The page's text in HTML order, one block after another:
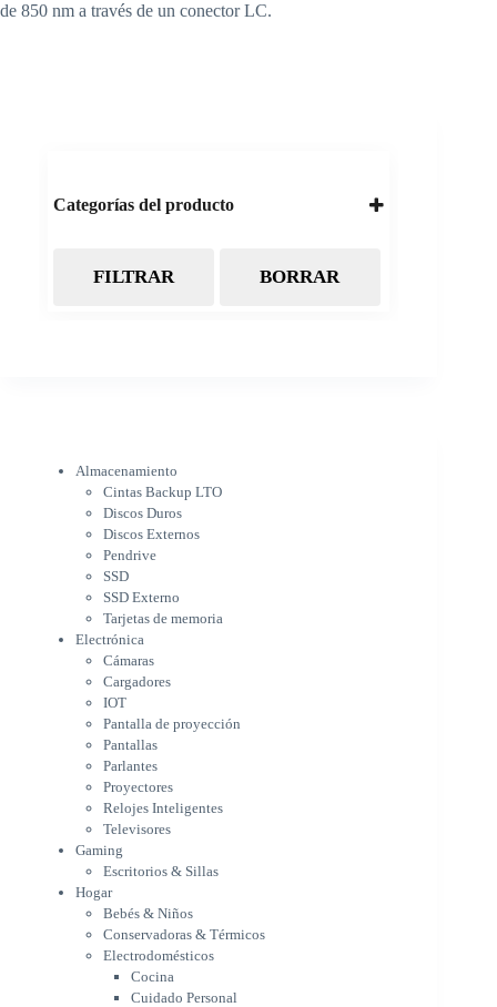
de 850 nm a través de un conector LC.
Categorías del producto
Almacenamiento
Cámaras
Cargadores
IOT
Pantalla de proyección
Pantallas
Proyectores
Relojes Inteligentes
Televisores
Gaming
Escritorios & Sillas
Hogar
Bebés & Niños
Conservadoras & Térmicos
Electrodomésticos
Cocina
Cuidado Personal
Limpieza & Organización
Equipos de oficina
Herramientas & Utilidad
Impresoras
A chorro
Etiqueta & Ticket
Formato Ancho & Plotters
FILTRAR BORRAR
Almacenamiento
Cintas Backup LTO
Discos Duros
Discos Externos
Pendrive
SSD
SSD Externo
Tarjetas de memoria
Electrónica
Cámaras
Cargadores
IOT
Pantalla de proyección
Pantallas
Parlantes
Proyectores
Relojes Inteligentes
Televisores
Gaming
Escritorios & Sillas
Hogar
Bebés & Niños
Conservadoras & Térmicos
Electrodomésticos
Cocina
Cuidado Personal